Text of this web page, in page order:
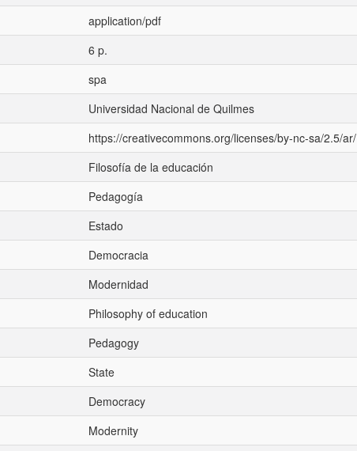
application/pdf
6 p.
spa
Universidad Nacional de Quilmes
https://creativecommons.org/licenses/by-nc-sa/2.5/ar/
Filosofía de la educación
Pedagogía
Estado
Democracia
Modernidad
Philosophy of education
Pedagogy
State
Democracy
Modernity